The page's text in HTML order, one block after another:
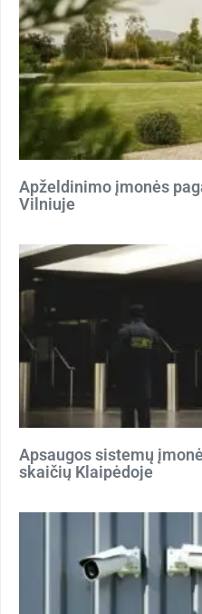
Apželdinimo įmonės
Vilniuje
Apsaugos sistemų
skaičių Klaipėdoje